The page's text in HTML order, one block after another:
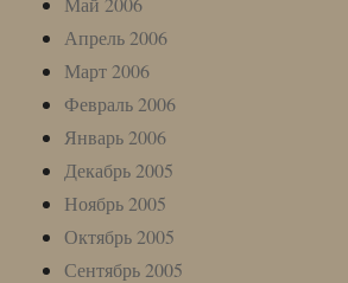
Апрель 2006
Март 2006
Февраль 2006
Январь 2006
Декабрь 2005
Ноябрь 2005
Октябрь 2005
Сентябрь 2005